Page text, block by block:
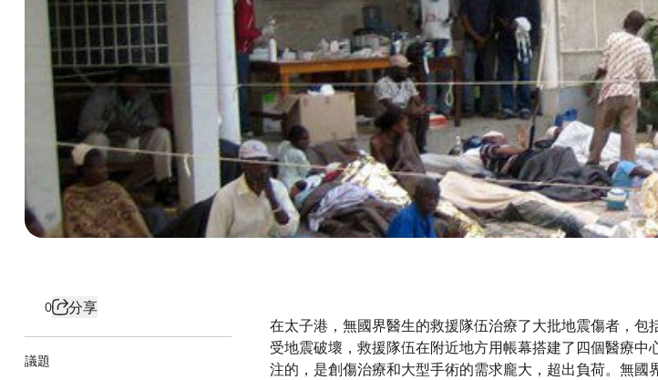
0 分享
議題
在太子港，無國界醫生的救援隊伍治療了大批地震傷者，
受地震破壞，救援隊伍在附近地方用帳幕搭建了四個醫療
注的，是創傷治療和大型手術的需求龐大，超出負荷。無